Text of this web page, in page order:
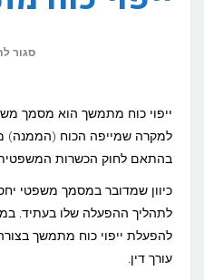
סגור
ייפוי כוח מתמשך הוא מסמך
למקרה שמייפה הכוח
בהתאם לחוק הכשרות המשפטית
כיוון שמדובר במסמך משפטי
לתהליך ההפעלה שלו בעתיד.
להפעלת ייפוי כוח מתמשך
עורך דין.